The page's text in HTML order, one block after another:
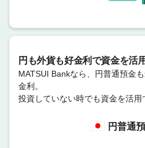
円も外貨も好金利で資金を活用
MATSUI Bankなら、円普通預金
金利。
投資していない時でも資金を活用
円普通